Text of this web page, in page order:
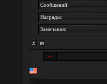
Сообщений:
Награды:
Замечания: